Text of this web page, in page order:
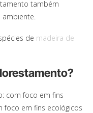
também
de madeira de
com foco em fins
foco em fins ecológicos